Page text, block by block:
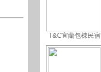
T&C宜蘭包棟民宿